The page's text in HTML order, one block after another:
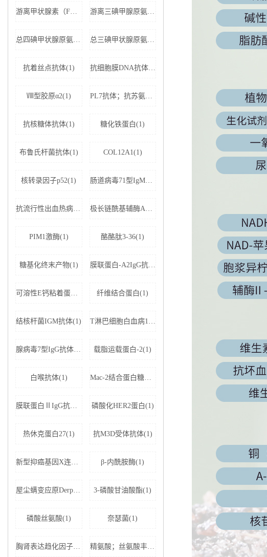
游离甲状腺素（FT4）(1) 游离三碘甲腺原氨酸（FT3）(1)
总四碘甲状腺原氨酸（TT4）(1) 总三碘甲状腺原氨酸（TT3)(1)
抗着丝点抗体(1) 抗细胞膜DNA抗体(1)
Ⅷ型胶原α2(1) PL7抗体；抗苏氨酰tRNA合成酶(1)
抗核糖体抗体(1) 糖化铁蛋白(1)
布鲁氏杆菌抗体(1) COL12A1(1)
核转录因子p52(1) 肠道病毒71型IgM抗体(1)
抗流行性出血热病毒IgM抗体(1) 极长链酰基辅酶A脱氢酶(1)
PIM1激酶(1) 酪酪肽3-36(1)
糖基化终末产物(1) 膜联蛋白-A2IgG抗体(1)
可溶性E钙粘着蛋白;可溶性上皮性钙黏附蛋白(1) 纤维结合蛋白(1)
结核杆菌IGM抗体(1) T淋巴细胞白血病1+2型病毒(1)
腺病毒7型IgG抗体(1) 载脂运载蛋白-2(1)
白喉抗体(1) Mac-2结合蛋白糖基化异构体(1)
膜联蛋白ⅡIgG抗体(1) 磷酸化HER2蛋白(1)
热休克蛋白27(1) 抗M3D受体抗体(1)
新型抑癌基因X连锁凋亡抑制蛋白相关因子-1(1) β-内酰胺酶(1)
屋尘螨变应原Derp1 IgE抗体(1) 3-磷酸甘油酸酯(1)
磷酸丝氨酸(1) 奈瑟菌(1)
胸肾表达趋化因子(1) 精氨酸；丝氨酸丰富剪接因子1(1)